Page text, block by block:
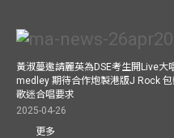
黃淑蔓邀請麗英為DSE考生開Live大
medley 期待合作炮製港版J Rock
歌迷合唱要求
2025-04-26
更多